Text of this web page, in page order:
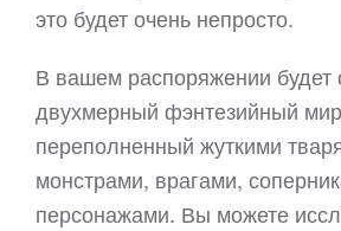
это будет очень непросто.
В вашем распоряжении будет
двухмерный фэнтезийный
переполненный жуткими
монстрами, врагами,
персонажами. Вы можете